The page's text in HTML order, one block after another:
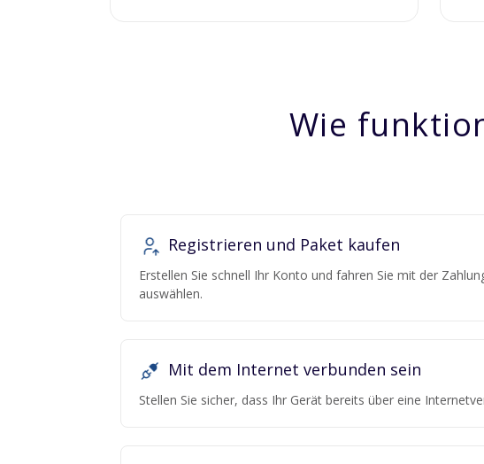
Wie
Registrieren und Paket kaufen
Erstellen Sie schnell Ihr Konto und fahren Sie mit der
auswählen.
Mit dem Internet verbunden sein
Stellen Sie sicher, dass Ihr Gerät bereits über eine